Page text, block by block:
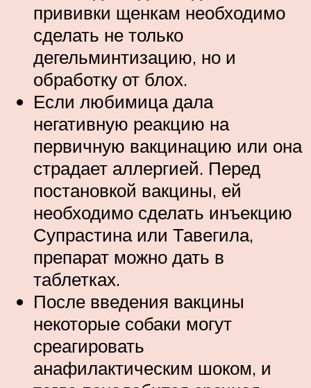
прививки щенкам необходимо
сделать не только
дегельминтизацию, но и
обработку от блох.
Если любимица дала
негативную реакцию на
первичную вакцинацию или она
страдает аллергией. Перед
постановкой вакцины, ей
необходимо сделать инъекцию
Супрастина или Тавегила,
препарат можно дать в
таблетках.
После введения вакцины
некоторые собаки могут
среагировать
анафилактическим шоком, и